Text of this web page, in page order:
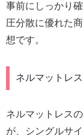
事前にしっかり
圧分散に優れた
想です。
ネルマットレ
ネルマットレス
が、シングルサ